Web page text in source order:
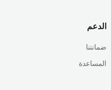
الدعم
ضمانتنا
المساعدة